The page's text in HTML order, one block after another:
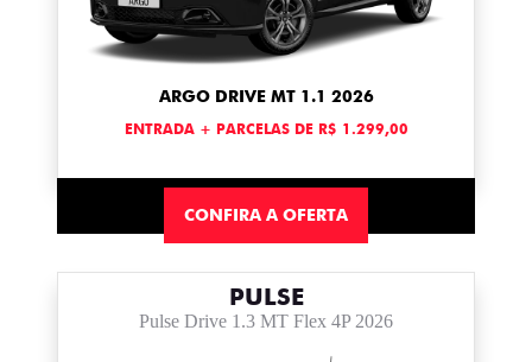
ARGO DRIVE MT 1.1 2026
ENTRADA + PARCELAS DE R$ 1.299,00
CONFIRA A OFERTA
PULSE
Pulse Drive 1.3 MT Flex 4P 2026